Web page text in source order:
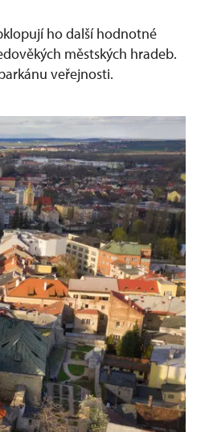
ho další hodnotné
městských hradeb.
veřejnosti.